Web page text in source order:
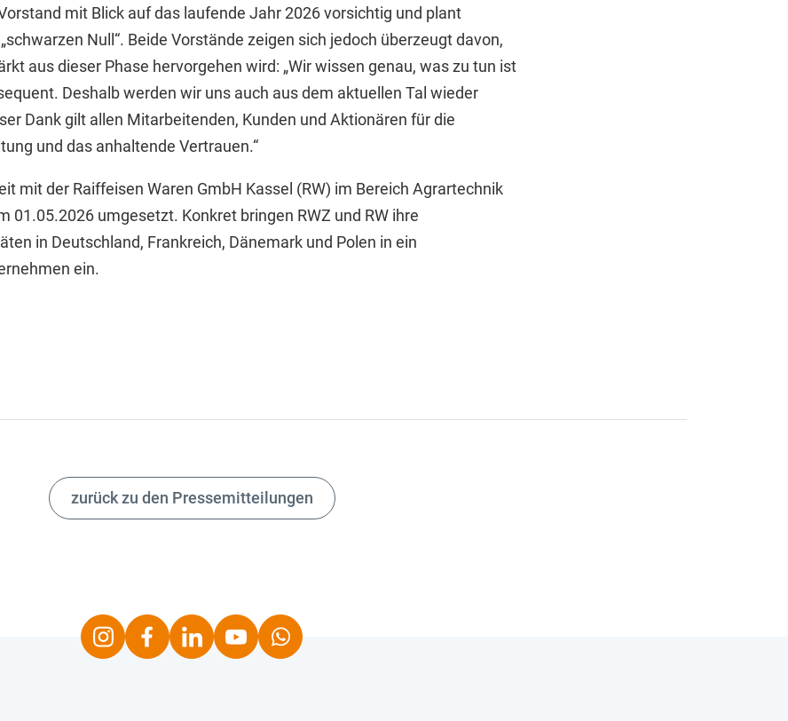
mit Blick auf das laufende Jahr 2026 vorsichtig und plant
Null“. Beide Vorstände zeigen sich jedoch überzeugt davon,
aus dieser Phase hervorgehen wird: „Wir wissen genau, was zu tun ist
Deshalb werden wir uns auch aus dem aktuellen Tal wieder
Dank gilt allen Mitarbeitenden, Kunden und Aktionären für die
und das anhaltende Vertrauen.“
mit der Raiffeisen Waren GmbH Kassel (RW) im Bereich Agrartechnik
01.05.2026 umgesetzt. Konkret bringen RWZ und RW ihre
in Deutschland, Frankreich, Dänemark und Polen in ein
ein.
zurück zu den Pressemitteilungen
Instagram
Facebook
LinkedInYoutubeWhatsapp